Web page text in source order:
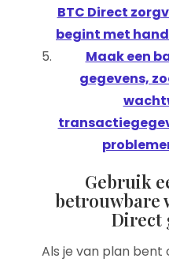
BTC Direct
begint met
Maak een
gegevens,
Gebruik
betrouwbare
Direct
Als je van plan bent